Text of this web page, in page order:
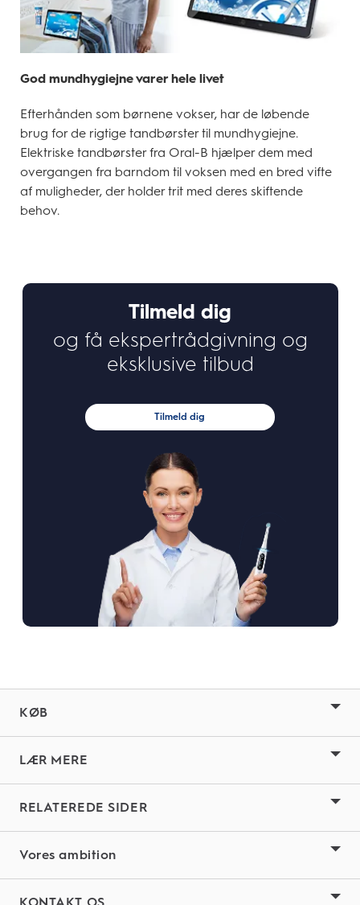
God mundhygiejne varer hele livet
Efterhånden som børnene vokser, har de løbende
brug for de rigtige tandbørster til mundhygiejne.
Elektriske tandbørster fra Oral-B hjælper dem med
overgangen fra barndom til voksen med en bred vifte
af muligheder, der holder trit med deres skiftende
behov.
Tilmeld dig
og få ekspertrådgivning og
eksklusive tilbud
Tilmeld dig
KØB
LÆR MERE
RELATEREDE SIDER
Vores ambition